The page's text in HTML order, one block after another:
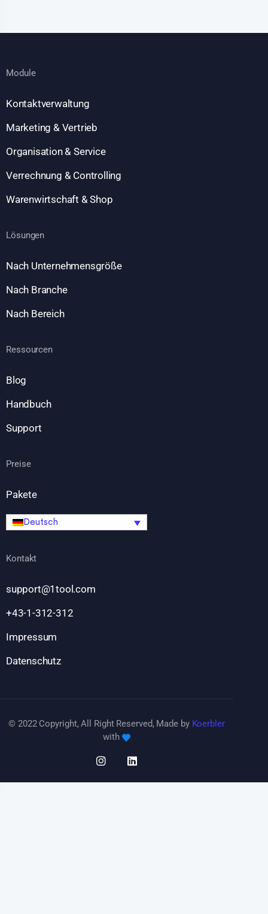
Module
Kontaktverwaltung
Marketing & Vertrieb
Organisation & Service
Verrechnung & Controlling
Warenwirtschaft & Shop
Lösungen
Nach Unternehmensgröße
Nach Branche
Nach Bereich
Ressourcen
Blog
Handbuch
Support
Preise
Pakete
Deutsch
Kontakt
support@1tool.com
+43-1-312-312
Impressum
Datenschutz
© 2022 Copyright, All Right Reserved, Made by Koerbler
with